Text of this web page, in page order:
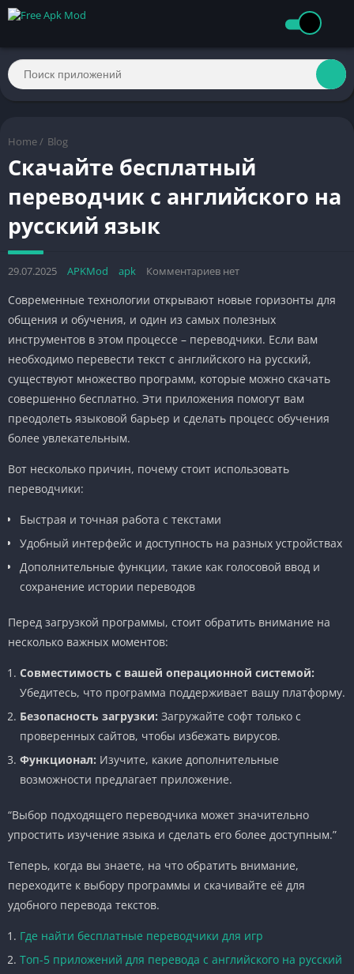
Home / Blog
Скачайте бесплатный
переводчик с английского на
русский язык
29.07.2025 APKMod apk Комментариев нет
Современные технологии открывают новые горизонты для
общения и обучения, и один из самых полезных
инструментов в этом процессе – переводчики. Если вам
необходимо перевести текст с английского на русский,
существуют множество программ, которые можно скачать
совершенно бесплатно. Эти приложения помогут вам
преодолеть языковой барьер и сделать процесс обучения
более увлекательным.
Вот несколько причин, почему стоит использовать
переводчики:
Быстрая и точная работа с текстами
Удобный интерфейс и доступность на разных устройствах
Дополнительные функции, такие как голосовой ввод и
сохранение истории переводов
Перед загрузкой программы, стоит обратить внимание на
несколько важных моментов:
Совместимость с вашей операционной системой:
Убедитесь, что программа поддерживает вашу платформу.
Безопасность загрузки: Загружайте софт только с
проверенных сайтов, чтобы избежать вирусов.
Функционал: Изучите, какие дополнительные
возможности предлагает приложение.
“Выбор подходящего переводчика может значительно
упростить изучение языка и сделать его более доступным.”
Теперь, когда вы знаете, на что обратить внимание,
переходите к выбору программы и скачивайте её для
удобного перевода текстов.
Где найти бесплатные переводчики для игр
Топ-5 приложений для перевода с английского на русский